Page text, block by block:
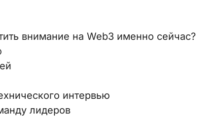
внимание на Web3 именно сейчас?
интервью
лидеров